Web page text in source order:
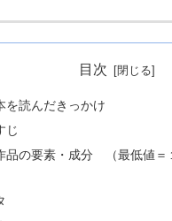
目次
を読んだきっかけ
じ
品の要素・成分 （最低値